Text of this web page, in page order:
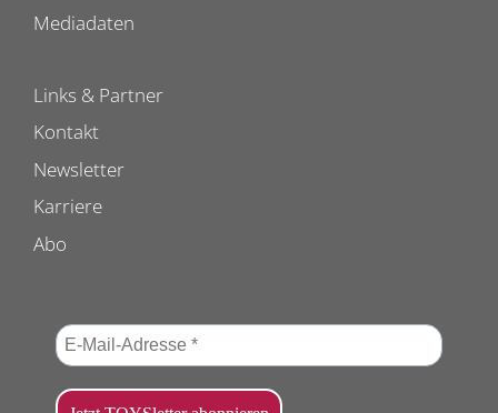
Mediadaten
Links & Partner
Kontakt
Newsletter
Karriere
Abo